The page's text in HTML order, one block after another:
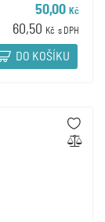
50,00 Kč
60,50 Kč s DPH
DO KOŠÍKU